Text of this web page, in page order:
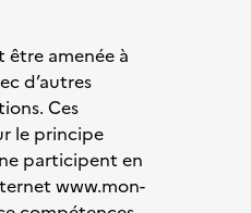
être amenée à
d’autres
Ces
le principe
participent en
www.mon-